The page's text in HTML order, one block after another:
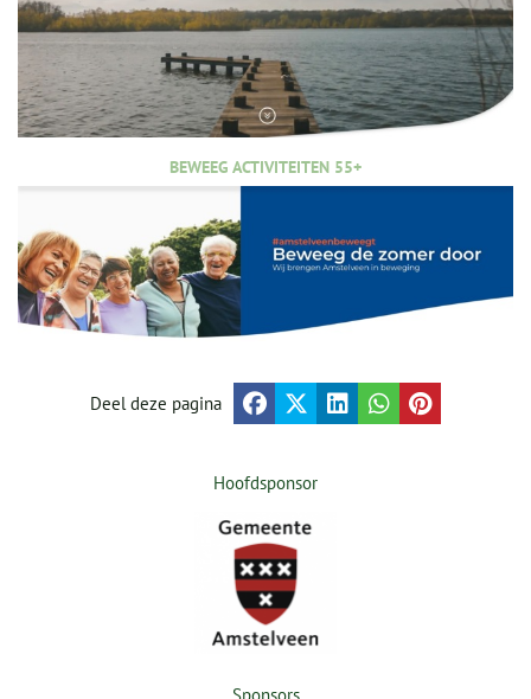
BEWEEG ACTIVITEITEN 55+
Deel deze pagina
Hoofdsponsor